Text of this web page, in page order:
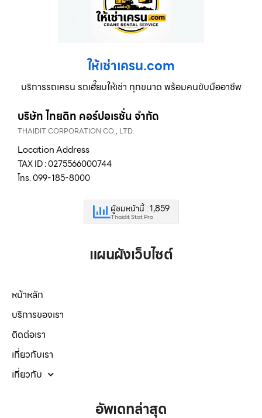
ให้เช่าเครน.com
บริการรถเครน รถเฮี๊ยบให้เช่า ทุกขนาด พร้อมคนขับมืออาชีพ
บริษัท ไทยดิท คอร์ปอเรชั่น จำกัด
THAIDIT CORPORATION CO., LTD.
Location Address
TAX ID : 0275566000744
โทร. 099-185-8000
ผู้ชมหน้านี้ : 1,859
Thaidit Stat Pro
แผนผังเว็บไซต์
หน้าหลัก
บริการของเรา
ติดต่อเรา
เกี่ยวกับเรา
เกี่ยวกับ
อัพเดทล่าสุด